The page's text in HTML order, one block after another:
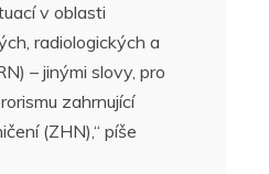
v oblasti
radiologických a
– jinými slovy, pro
zahrnující
(ZHN),“ píše